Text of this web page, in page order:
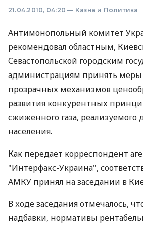
21.04.2010, 04:20 — Казна и Политика
Антимонопольный комитет
рекомендовал областным,
Севастопольской городским
администрациям принять
прозрачных механизмов
развития конкурентных
сжиженного газа, реализуемого
населения.
Как передает корреспондент
"Интерфакс-Украина",
АМКУ принял на заседании в
В ходе заседания отмечалось,
надбавки, нормативы